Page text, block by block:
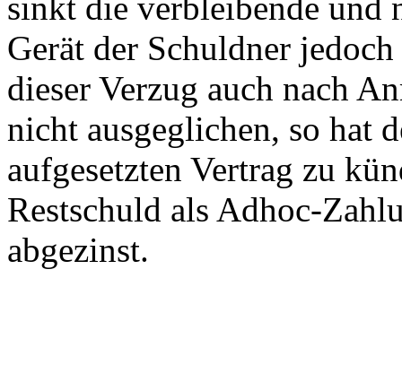
sinkt die verbleibende und
Gerät der Schuldner
dieser Verzug auch nach
nicht ausgeglichen, so hat
aufgesetzten Vertrag zu
Restschuld als Adhoc-
abgezinst.